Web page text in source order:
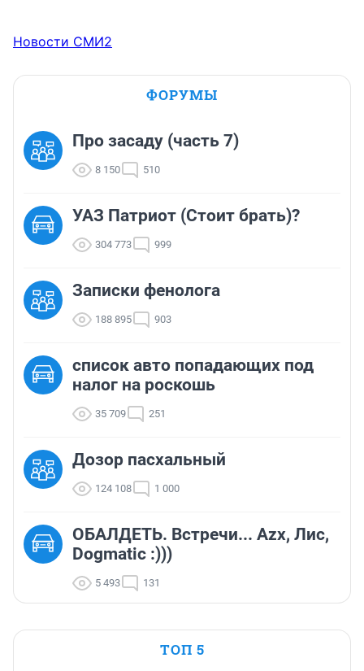
Новости СМИ2
ФОРУМЫ
Про засаду (часть 7)
8 150 510
УАЗ Патриот (Стоит брать)?
304 773 999
Записки фенолога
188 895 903
список авто попадающих под
налог на роскошь
35 709 251
Дозор пасхальный
124 108 1 000
ОБАЛДЕТЬ. Встречи... Azx, Лис,
Dogmatic :)))
5 493 131
ТОП 5